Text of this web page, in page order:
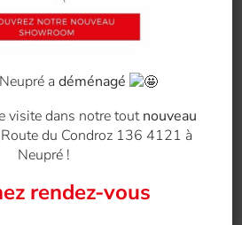
a déménagé
visite dans notre toutnouveau
du Condroz 136 4121 à
Neupré !
rendez-vous